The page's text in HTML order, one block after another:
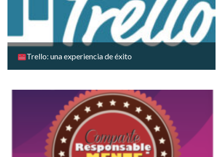
Trello: una experiencia de éxito